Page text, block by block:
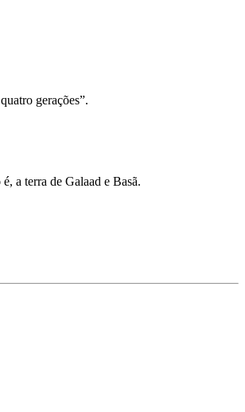
gerações”.
a terra de Galaad e Basã.